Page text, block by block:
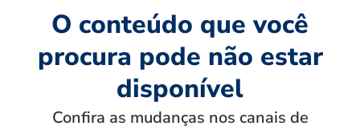
O conteúdo que você
procura pode não estar
disponível
Confira as mudanças nos canais de